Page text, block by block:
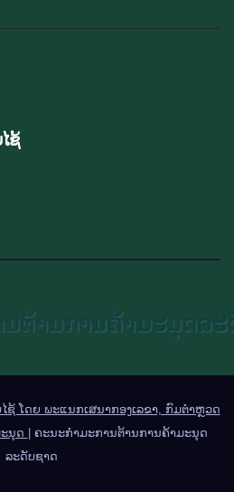
ຊ້
ໂດຍ ພະແນກເສນາກອງເລຂາ, ກົມຕຳຫຼວດ
ນຸດ
ຄະນະກຳມະການຕ້ານການຄ້າມະນຸດ
ລະດັບຊາດ